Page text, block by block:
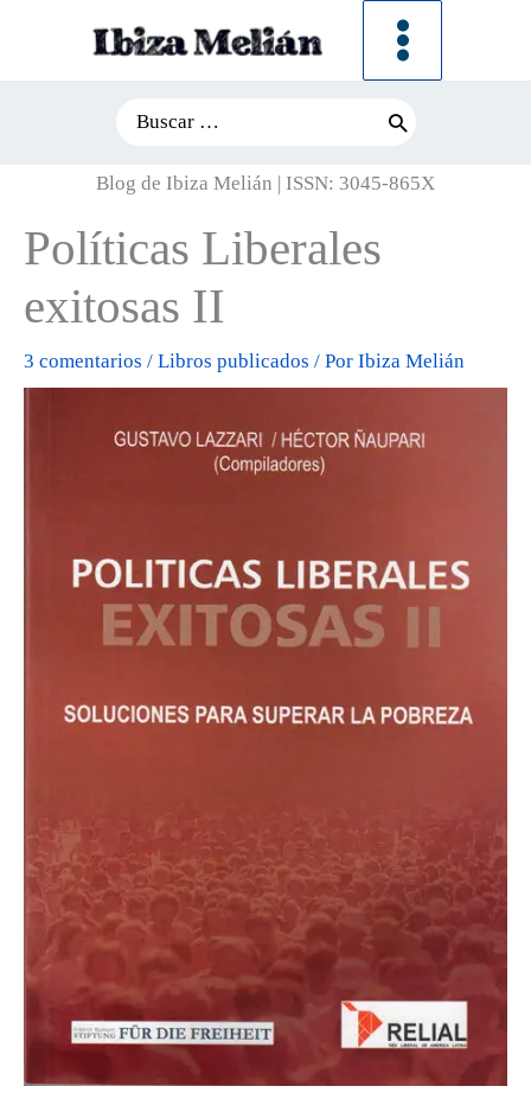
for:
Blog de Ibiza Melián | ISSN: 3045-865X
Políticas Liberales
exitosas II
3 comentarios / Libros publicados / Por Ibiza Melián